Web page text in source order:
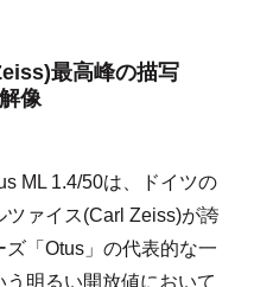
最高峰の描写
像
ML 1.4/50は、ドイツの
ァイス(Carl Zeiss)が誇
「Otus」の代表的な一
明るい開放値において